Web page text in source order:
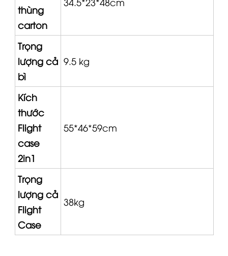
thùng
carton
Trọng
lượng cả
bì
9.5 kg
Kích
thước
Flight
case
2in1
55*46*59cm
Trọng
lượng cả
Flight
Case
38kg